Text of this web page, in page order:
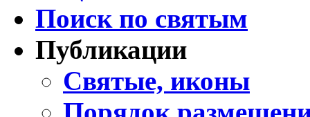
Поиск по святым
Публикации
Святые, иконы